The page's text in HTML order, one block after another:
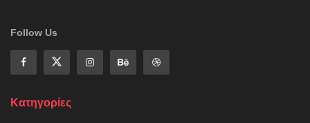
Follow Us
Κατηγορίες